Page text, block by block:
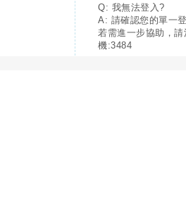
Q: 我無法登入?
A: 請確認您的單一
若需進一步協助，
機:3484